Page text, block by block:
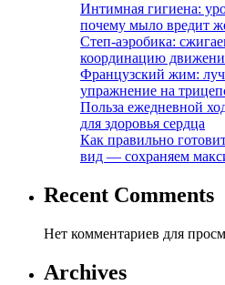
Интимная гигиена:
почему мыло вредит
Степ-аэробика:
координацию
Французский жим:
упражнение на
Польза ежедневной
для здоровья сердца
Как правильно
вид — сохраняем
Recent Comments
Нет комментариев для
Archives